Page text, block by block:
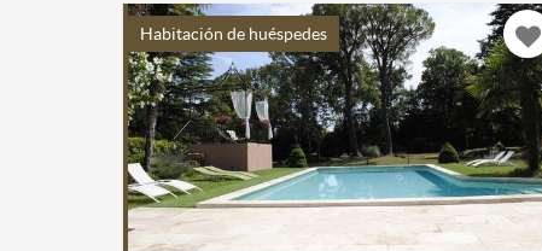
Habitación de huéspedes